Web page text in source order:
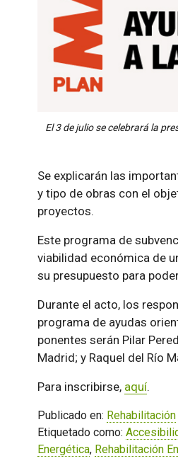
El 3 de julio se celebrará la
Se explicarán las
y tipo de obras con el
proyectos.
Este programa de
viabilidad económica de
su presupuesto para
Durante el acto, los
programa de ayudas
ponentes serán Pilar
Madrid; y Raquel del Río
Para inscribirse, aquí.
Publicado en: Rehabilitación
Etiquetado como:
Energética, Rehabilitación